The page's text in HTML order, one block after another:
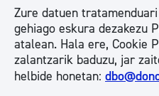
Zure datuen
gehiago eskura dezakezu
atalean. Hala ere, Cookie
zalantzarik baduzu, jar
helbide honetan: